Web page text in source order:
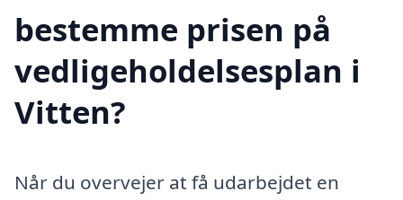
bestemme prisen på
vedligeholdelsesplan i
Vitten?
Når du overvejer at få udarbejdet en